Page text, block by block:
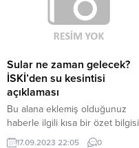
girişimine karşı mücadele
edenleri selamladı ve
gerçeklerden ders çıkartmanın
devletin dini adalet olduğunu ve
hiçbir gücün milletin iradesinin
üstünde olamayacağını belirtti.
Sular ne zaman gelecek?
İSKİ’den su kesintisi
açıklaması
Bu alana eklemiş olduğunuz
haberle ilgili kısa bir özet bilgisi
ekleyebilirsiniz. Bu metin yazı
17.09.2023 22:05 0